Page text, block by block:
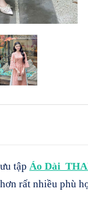
tập Áo Dài
rất nhiều phù